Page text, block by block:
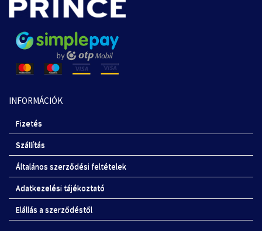
INFORMÁCIÓK
Fizetés
Szállítás
Általános szerződési feltételek
Adatkezelési tájékoztató
Elállás a szerződéstől